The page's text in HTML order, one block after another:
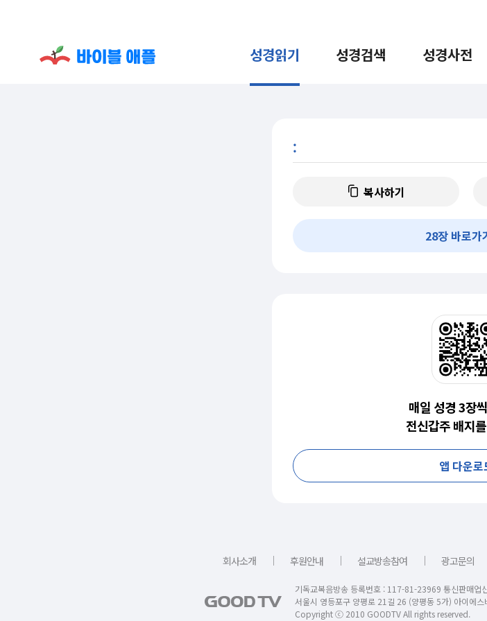
성경읽기 성경검색 성경사전
:
복사하기
28장 바로가
매일 성경 3장
전신갑주 배지
앱 다운로
회사소개 ｜ 후원안내 ｜ 설교방송참여 ｜ 광고문의
기독교복음방송 등록번호 : 117-81-23969 통신판매
서울시 영등포구 양평로 21길 26 (양평동 5가) 아이에
Copyright ⓒ 2010 GOODTV All rights reserved.